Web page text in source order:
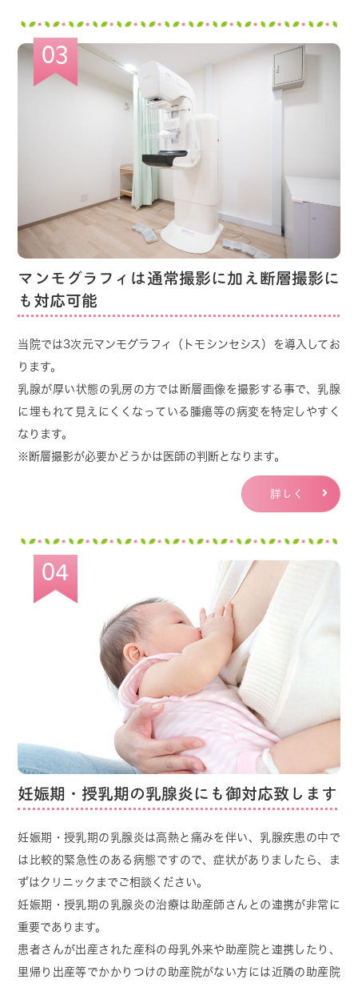
結論として、精度管理の関係上、医師会に加入して
いない施設は船橋市の乳がん（一次）検診に参画
ご返信をいただきましたので、非常に残念な事で
すが、今後も当院で船橋市の乳がん（一次）検診
受ける事は出来ないようです。
非常に申し訳ございませんが、船橋市としての方
針ですので、ご了承頂けますと幸いです。
また、一次検診で「要精密検査」になった方は保
険診療となりますので、当院で精密検査を受ける
船橋市が配布している二次精査リストに当院は記
載されておりませんが、こちらも医師会に加入して
いないために
載せて頂けないだけで、二次精査はリストの記載
に関係なく受けられますのでご安心ください。
ただし、その場合は、一次検診を受けた施設で検
診結果や精密検査の結果を記載する書類等を受け
助産師による母乳育児相談を始めまし
令和7年2月より助産師による母乳育児相談（実
費）を始めましたが、
毎週木曜日の10時30分から12時30分の2時間枠と
なります。
出産後は授乳や子育て等で色々な悩み事が生じる
と思われますが、
どこに相談してよいかわからないという言葉を診
療中に度々耳にしてきました。
03
マンモグラフィは通常撮影に加え断層撮影に
も対応可能
当院では3次元マンモグラフィ（トモシンセシス）を導入してお
ります。
乳腺が厚い状態の乳房の方では断層画像を撮影する事で、乳腺
に埋もれて見えにくくなっている腫瘍等の病変を特定しやすく
なります。
※断層撮影が必要かどうかは医師の判断となります。
詳しく
04
妊娠期・授乳期の乳腺炎にも御対応致します
妊娠期・授乳期の乳腺炎は高熱と痛みを伴い、乳腺疾患の中で
は比較的緊急性のある病態ですので、症状がありましたら、
ま
ずはクリニックまでご相談ください。
妊娠期・授乳期の乳腺炎の治療は助産師さんとの連携が非常に
重要であります。
患者さんが出産された産科の母乳外来や助産院と連携したり、
里帰り出産等でかかりつけの助産院がない方には近隣の助産院